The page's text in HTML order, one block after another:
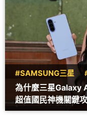
#SAMSUNG三星
為什麼三星Galaxy
超值國民神機關鍵